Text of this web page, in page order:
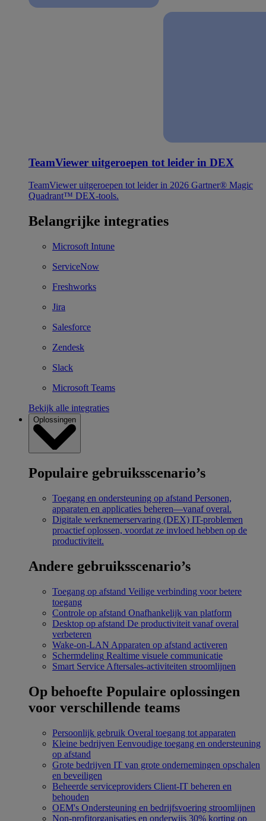
TeamViewer uitgeroepen tot leider in DEX
TeamViewer uitgeroepen tot leider in 2026 Gartner® Magic
Quadrant™ DEX-tools.
Belangrijke integraties
Microsoft Intune
ServiceNow
Freshworks
Jira
Salesforce
Zendesk
Slack
Microsoft Teams
Bekijk alle integraties
Oplossingen
Populaire gebruiksscenario’s
Toegang en ondersteuning op afstand Personen,
apparaten en applicaties beheren—vanaf overal.
Digitale werknemerservaring (DEX) IT-problemen
proactief oplossen, voordat ze invloed hebben op de
productiviteit.
Andere gebruiksscenario’s
Toegang op afstand Veilige verbinding voor betere
toegang
Controle op afstand Onafhankelijk van platform
Desktop op afstand De productiviteit vanaf overal
verbeteren
Wake-on-LAN Apparaten op afstand activeren
Schermdeling Realtime visuele communicatie
Smart Service Aftersales-activiteiten stroomlijnen
Op behoefte Populaire oplossingen
voor verschillende teams
Persoonlijk gebruik Overal toegang tot apparaten
Kleine bedrijven Eenvoudige toegang en ondersteuning
op afstand
Grote bedrijven IT van grote ondernemingen opschalen
en beveiligen
Beheerde serviceproviders Client-IT beheren en
behouden
OEM's Ondersteuning en bedrijfsvoering stroomlijnen
Non-profitorganisaties en onderwijs 30% korting op